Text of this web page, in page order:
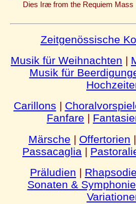
Dies Iræ from the Requiem Mass
Zeitgenössische
Musik für Weihnachten |
Musik für
Carillons |
Fanfare |
Märsche | Offertorien |
Passacaglia |
Präludien |
Sonaten &